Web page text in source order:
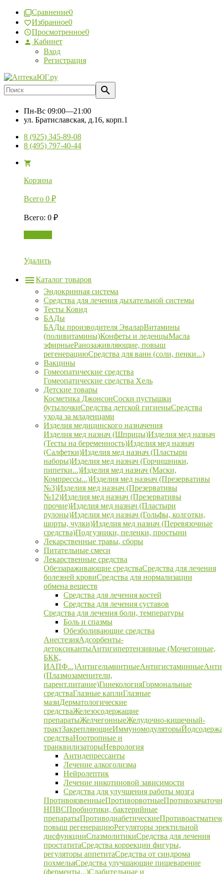
Сравнение0
Избранное0
Просмотренное0
Кабинет
Вход
Регистрация
Пн-Вс 09:00—21:00
ул. Братиславская, д.16, корп.1
8 (925) 345-89-08
8 (495) 797-40-44
Корзина
Всего 0 ₽
Всего: 0 ₽
Удалить
Каталог товаров
Эндокринная система
Средства для лечения дыхательной системы
Тесты Ковид
БАДы
БАДы производителя ЭваларВитамины
(поливитамины)Конфеты и леденцыМасла
эфирныеРанозаживляющие, повыш
регенерациюСредства для ванн (соли, пенки...)
Вакцины
Гомеопатические средства
Гомеопатические средства Хель
Детские товары
Косметика ДжонсонСоски пустышки
бутылочкиСредства детской гигиеныСредства
ухода за младенцами
Изделия медицинского назначения
Изделия мед назнач (Шприцы)Изделия мед назнач
(Тесты на беременность)Изделия мед назнач
(Салфетки)Изделия мед назнач (Пластыри
наборы)Изделия мед назнач (Горчишники,
пипетки...)Изделия мед назнач (Маски,
Компрессы...)Изделия мед назнач (Презервативы
№3)Изделия мед назнач (Презервативы
№12)Изделия мед назнач (Презервативы
прочие)Изделия мед назнач (Пластыри
рулоны)Изделия мед назнач (Гольфы, колготки,
шорты, чулки)Изделия мед назнач (Перевязочные
средства)Подгузники, пеленки, простыни
Лекарственные травы, сборы
Питательные смеси
Лекарственные средства
Обеззараживающие средстваСредства для лечения
болезней кровиСредства для нормализации
обмена веществ
Средства для лечения костей
Средства для лечения суставов
Средства для лечения боли, температуры
Боль и спазмы
Обезболивающие средства
АнестезияАдсорбенты-
детоксикантыАнтигипертензивные (Мочегонные,
БКК,
ИАПФ...)АнтигельминтныеАнтигистаминные
(Плазмозаменители,
парент.питание)ГинекологияГормональные
средстваГлазные каплиГлазные
мазиДерматологические
средстваЖелезосодержащие
препаратыЖелчегонныеЖелудочно-кишечный-
трактЗакрепляющиеИммуномодуляторы
средстваНоотропные и
транквилизаторыНеврология
Антидепрессанты
Лечение алкоголизма
Нейролептик
Лечение никотиновой зависимости
Средства для улучшения работы мозга
ПротивоязвенныеПротиворвотные
НПВСПробиотики, бактерийные
препаратыПротиводиабетические
повыш регенерациюРегуляторы эректильной
дисфункцииСпазмолитикиСредства для лечения
простатитаСредства коррекции фигуры,
регуляторы аппетитаСредства от синдрома
похмельяСредства улучшающие пищеварение
(ферменты...)Слабительные и